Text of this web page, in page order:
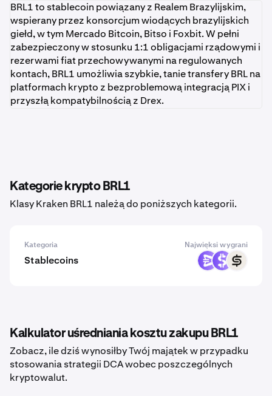
BRL1 to stablecoin powiązany z Realem Brazylijskim,
wspierany przez konsorcjum wiodących brazylijskich
giełd, w tym Mercado Bitcoin, Bitso i Foxbit. W pełni
zabezpieczony w stosunku 1:1 obligacjami rządowymi i
rezerwami fiat przechowywanymi na regulowanych
kontach, BRL1 umożliwia szybkie, tanie transfery BRL na
platformach krypto z bezproblemową integracją PIX i
przyszłą kompatybilnością z Drex.
Kategorie krypto BRL1
Klasy Kraken BRL1 należą do poniższych kategorii.
Kategoria Najwięksi wygrani
Stablecoins EURR USDR CASH
Kalkulator uśredniania kosztu zakupu BRL1
Zobacz, ile dziś wynosiłby Twój majątek w przypadku
stosowania strategii DCA wobec poszczególnych
kryptowalut.